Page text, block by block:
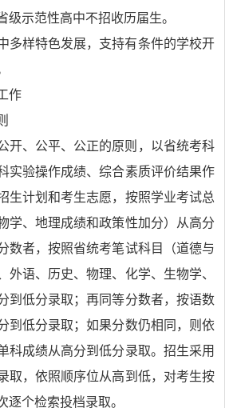
级示范性高中不招收历届生。
多样特色发展，支持有条件的学校开
作
开、公平、公正的原则，以省统考科
实验操作成绩、综合素质评价结果作
生计划和考生志愿，按照学业考试总
学、地理成绩和政策性加分）从高分
数者，按照省统考笔试科目（道德与
外语、历史、物理、化学、生物学、
到低分录取；再同等分数者，按语数
到低分录取；如果分数仍相同，则依
科成绩从高分到低分录取。招生采用
取，依照顺序位从高到低，对考生按
逐个检索投档录取。